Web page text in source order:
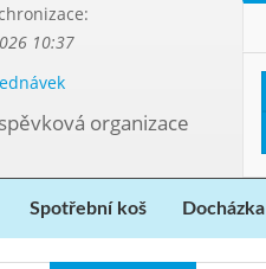
10:37
organizace
Spotřební koš Docházka